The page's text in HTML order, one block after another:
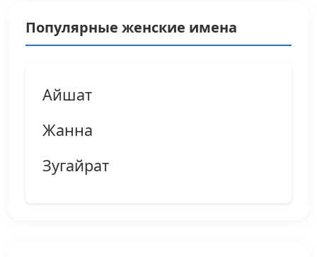
Популярные женские имена
Айшат
Жанна
Зугайрат